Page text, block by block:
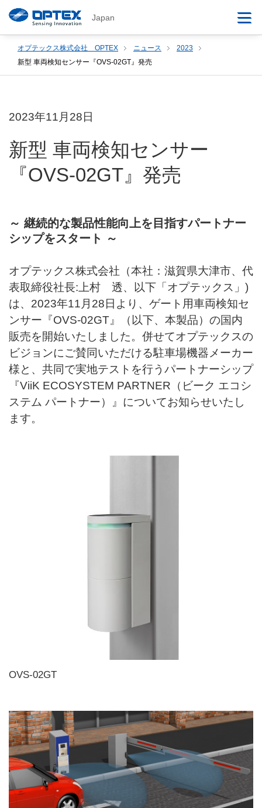
Japan
オプテックス株式会社 OPTEX ニュース
2023
新型 車両検知センサー『OVS-02GT』発売
2023年11月28日
新型 車両検知センサー
『OVS-02GT』発売
～ 継続的な製品性能向上を目指すパートナー
シップをスタート ～
オプテックス株式会社（本社：滋賀県大津市、代
表取締役社長:上村 透、以下「オプテックス」)
は、2023年11月28日より、ゲート用車両検知セ
ンサー『OVS-02GT』（以下、本製品）の国内
販売を開始いたしました。併せてオプテックスの
ビジョンにご賛同いただける駐車場機器メーカー
様と、共同で実地テストを行うパートナーシップ
『ViiK ECOSYSTEM PARTNER（ビーク エコシ
ステム パートナー）』についてお知らせいたし
ます。
OVS-02GT